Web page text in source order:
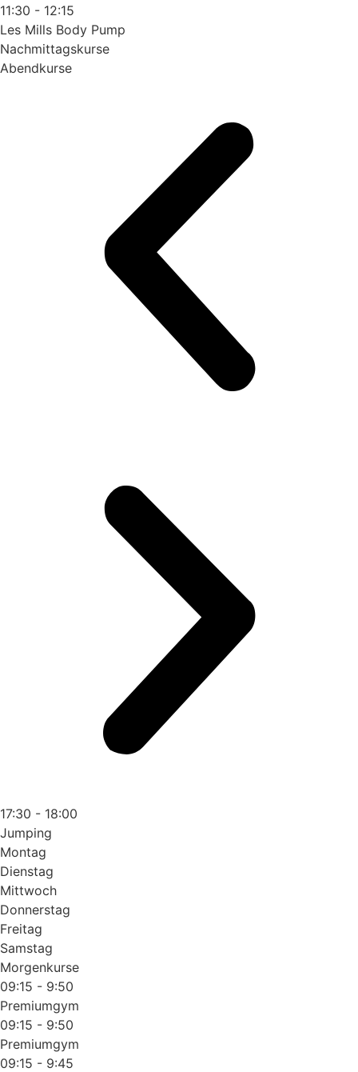
11:30 - 12:15
Les Mills Body Pump
Nachmittagskurse
Abendkurse
17:30 - 18:00
Jumping
Montag
Dienstag
Mittwoch
Donnerstag
Freitag
Samstag
Morgenkurse
09:15 - 9:50
Premiumgym
09:15 - 9:50
Premiumgym
09:15 - 9:45